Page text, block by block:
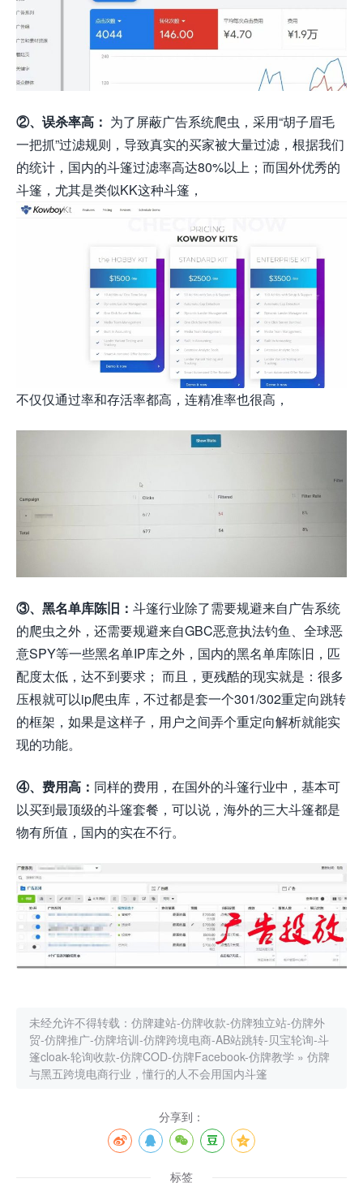
②、误杀率高： 为了屏蔽广告系统爬虫，采用“胡子眉毛
一把抓”过滤规则，导致真实的买家被大量过滤，根据我们
的统计，国内的斗篷过滤率高达80%以上；而国外优秀的
斗篷，尤其是类似KK这种斗篷，
不仅仅通过率和存活率都高，连精准率也很高，
③、黑名单库陈旧： 斗篷行业除了需要规避来自广告系统
的爬虫之外，还需要规避来自GBC恶意执法钓鱼、全球恶
意SPY等一些黑名单IP库之外，国内的黑名单库陈旧，匹
配度太低，达不到要求； 而且，更残酷的现实就是：很多
压根就可以ip爬虫库，不过都是套一个301/302重定向跳转
的框架，如果是这样子，用户之间弄个重定向解析就能实
现的功能。
④、费用高： 同样的费用，在国外的斗篷行业中，基本可
以买到最顶级的斗篷套餐，可以说，海外的三大斗篷都是
物有所值，国内的实在不行。
未经允许不得转载： 仿牌建站-仿牌收款-仿牌独立站-仿牌外
贸-仿牌推广-仿牌培训-仿牌跨境电商-AB站跳转-贝宝轮询-斗
篷cloak-轮询收款-仿牌COD-仿牌Facebook-仿牌教学 » 仿牌
与黑五跨境电商行业，懂行的人不会用国内斗篷
分享到：
标签